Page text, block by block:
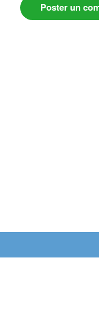
Poster un